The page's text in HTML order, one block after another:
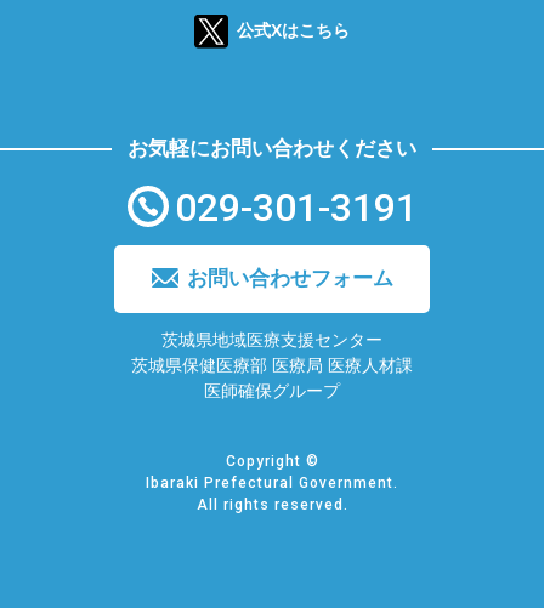
公式Xはこちら
お気軽にお問い合わせください
029-301-3191
お問い合わせフォーム
茨城県地域医療支援センター
茨城県保健医療部 医療局 医療人材課
医師確保グループ
Copyright ©
Ibaraki Prefectural Government.
All rights reserved.